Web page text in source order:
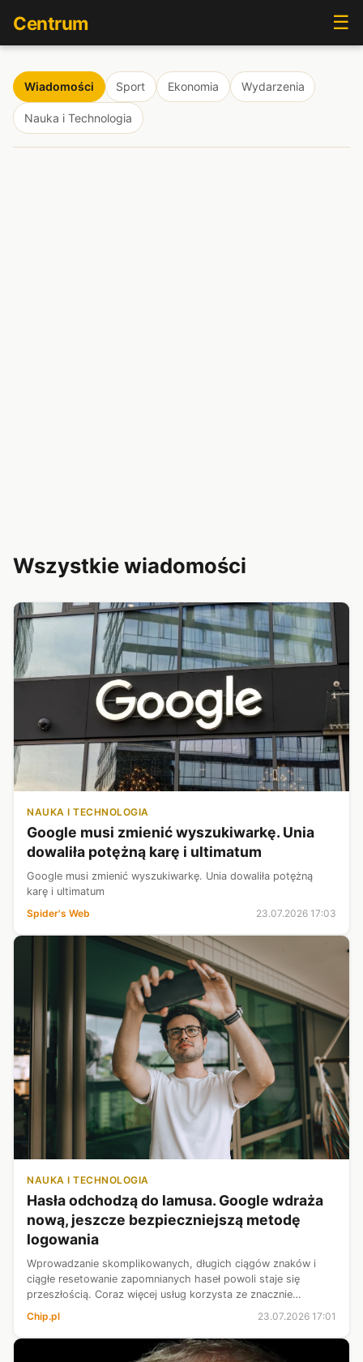
Centrum ☰
Wiadomości Sport Ekonomia Wydarzenia
Nauka i Technologia
Wszystkie wiadomości
NAUKA I TECHNOLOGIA
Google musi zmienić wyszukiwarkę. Unia
dowaliła potężną karę i ultimatum
Google musi zmienić wyszukiwarkę. Unia dowaliła potężną
karę i ultimatum
Spider's Web
23.07.2026 17:03
NAUKA I TECHNOLOGIA
Hasła odchodzą do lamusa. Google wdraża
nową, jeszcze bezpieczniejszą metodę
logowania
Wprowadzanie skomplikowanych, długich ciągów znaków i
ciągłe resetowanie zapomnianych haseł powoli staje się
przeszłością. Coraz więcej usług korzysta ze znacznie
forsowanych zwłaszcza przez Google...
Chip.pl 23.07.2026 17:01